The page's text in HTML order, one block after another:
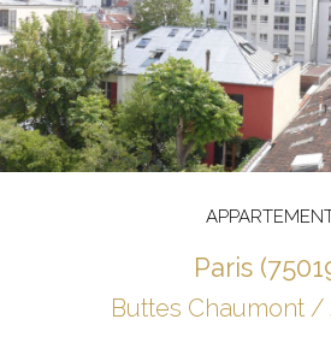
paris
Buttes Chaumont /